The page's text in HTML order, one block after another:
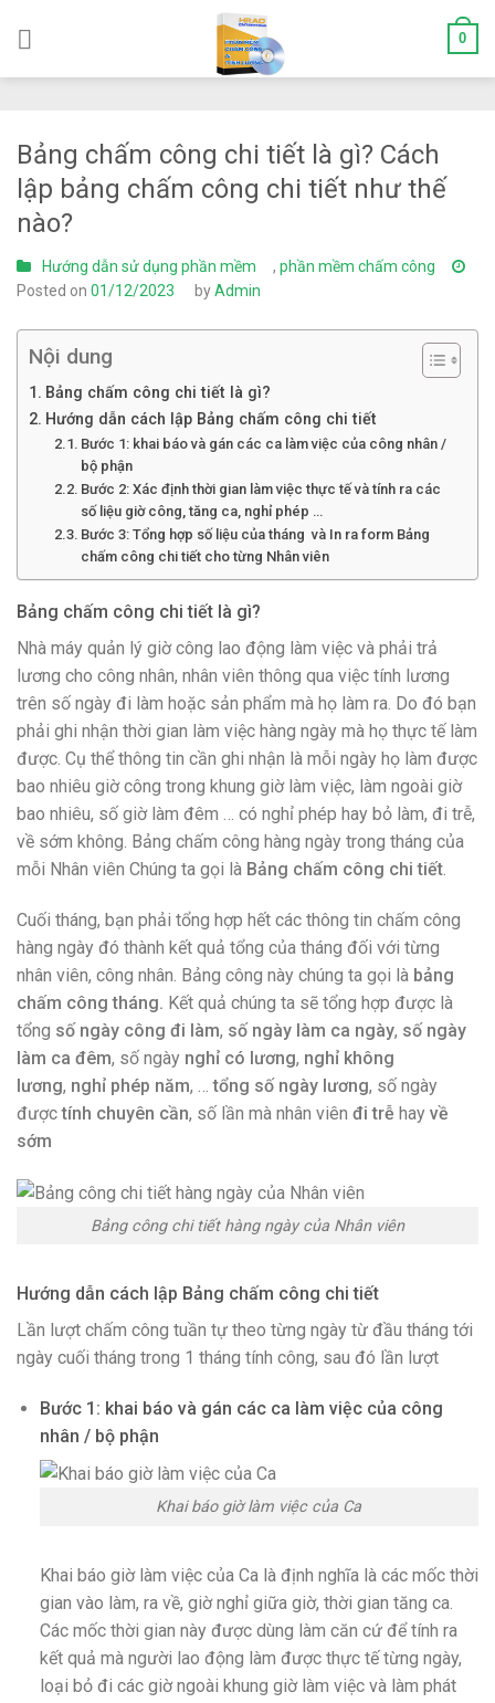
0
Bảng chấm công chi tiết là gì? Cách
lập bảng chấm công chi tiết như thế
nào?
Hướng dẫn sử dụng phần mềm , phần mềm chấm công
Posted on 01/12/2023 byAdmin
Nội dung
Bảng chấm công chi tiết là gì?
Hướng dẫn cách lập Bảng chấm công chi tiết
Bước 1: khai báo và gán các ca làm việc của công nhân /
bộ phận
Bước 2: Xác định thời gian làm việc thực tế và tính ra các
số liệu giờ công, tăng ca, nghỉ phép …
Bước 3: Tổng hợp số liệu của tháng và In ra form Bảng
chấm công chi tiết cho từng Nhân viên
Bảng chấm công chi tiết là gì?
Nhà máy quản lý giờ công lao động làm việc và phải trả
lương cho công nhân, nhân viên thông qua việc tính lương
trên số ngày đi làm hoặc sản phẩm mà họ làm ra. Do đó bạn
phải ghi nhận thời gian làm việc hàng ngày mà họ thực tế làm
được. Cụ thể thông tin cần ghi nhận là mỗi ngày họ làm được
bao nhiêu giờ công trong khung giờ làm việc, làm ngoài giờ
bao nhiêu, số giờ làm đêm … có nghỉ phép hay bỏ làm, đi trễ,
về sớm không. Bảng chấm công hàng ngày trong tháng của
mỗi Nhân viên Chúng ta gọi là Bảng chấm công chi tiết.
Cuối tháng, bạn phải tổng hợp hết các thông tin chấm công
hàng ngày đó thành kết quả tổng của tháng đối với từng
nhân viên, công nhân. Bảng công này chúng ta gọi là bảng
chấm công tháng. Kết quả chúng ta sẽ tổng hợp được là
tổng số ngày công đi làm, số ngày làm ca ngày, số ngày
làm ca đêm, số ngày nghỉ có lương, nghỉ không
lương, nghỉ phép năm, …tổng số ngày lương, số ngày
đượctính chuyên cần, số lần mà nhân viên đi trễ hay về
sớm
Bảng công chi tiết hàng ngày của Nhân viên
Hướng dẫn cách lập Bảng chấm công chi tiết
Lần lượt chấm công tuần tự theo từng ngày từ đầu tháng tới
ngày cuối tháng trong 1 tháng tính công, sau đó lần lượt
Bước 1: khai báo và gán các ca làm việc của công
nhân / bộ phận
Khai báo giờ làm việc của Ca
Khai báo giờ làm việc của Ca là định nghĩa là các mốc thời
gian vào làm, ra về, giờ nghỉ giữa giờ, thời gian tăng ca.
Các mốc thời gian này được dùng làm căn cứ để tính ra
kết quả mà người lao động làm được thực tế từng ngày,
loại bỏ đi các giờ ngoài khung giờ làm việc và làm phát